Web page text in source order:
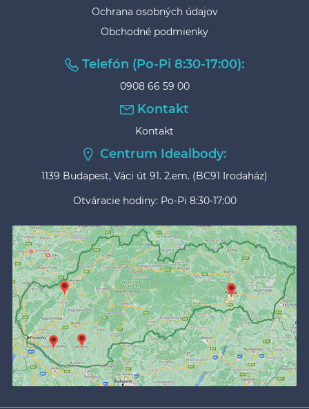
Ochrana osobných údajov
Obchodné podmienky
Telefón (Po-Pi 8:30-17:00):
0908 66 59 00
Kontakt
Kontakt
Centrum Idealbody:
1139 Budapest, Váci út 91. 2.em. (BC91 Irodaház)
Otváracie hodiny: Po-Pi 8:30-17:00